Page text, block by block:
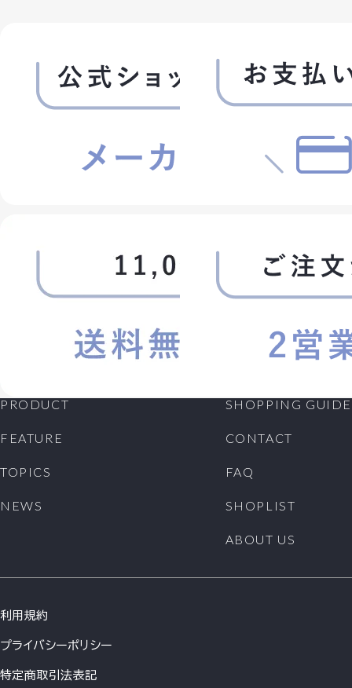
PRODUCT
FEATURE
TOPICS
NEWS
SHOPPING GUIDE
CONTACT
FAQ
SHOPLIST
ABOUT US
利用規約
プライバシーポリシー
特定商取引法表記